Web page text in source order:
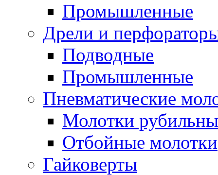
Промышленные
Дрели и
Подводные
Промышленные
Пневматические
Молотки
Отбойные молотки
Гайковерты